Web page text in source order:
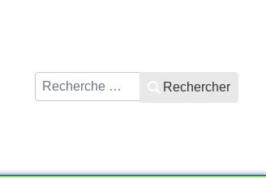
Rechercher Rechercher